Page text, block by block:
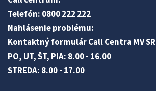
Telefón: 0800 222 222
Nahlásenie problému:
Kontaktný formulár Call Centra MV SR
PO, UT, ŠT, PIA: 8.00 - 16.00
STREDA: 8.00 - 17.00